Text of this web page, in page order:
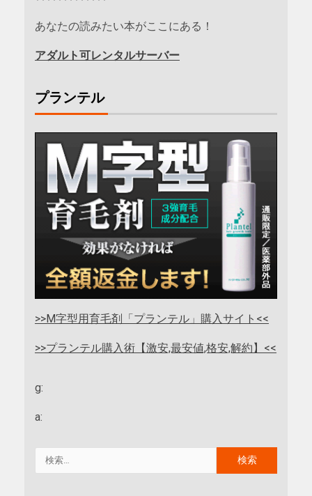
あなたの読みたい本がここにある！
アダルト可レンタルサーバー
プランテル
>>M字型用育毛剤「プランテル」購入サイト<<
>>プランテル購入術【激安,最安値,格安,解約】<<
g:
a: